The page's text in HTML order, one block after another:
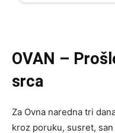
OVAN –
srca
Za Ovna naredna tri
kroz poruku, susret,